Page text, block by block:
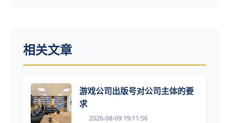
相关文章
游戏公司出版号对公司主体的要
求
2026-08-09 19:11:56